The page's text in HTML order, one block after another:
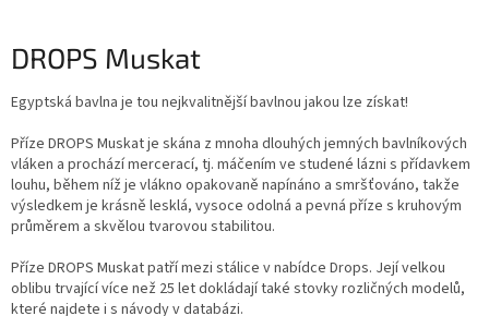
DROPS Muskat
Egyptská bavlna je tou nejkvalitnější bavlnou jakou lze získat!
Příze DROPS Muskat je skána z mnoha dlouhých jemných bavlníkových
vláken a prochází mercerací, tj. máčením ve studené lázni s přídavkem
louhu, během níž je vlákno opakovaně napínáno a smršťováno, takže
výsledkem je krásně lesklá, vysoce odolná a pevná příze s kruhovým
průměrem a skvělou tvarovou stabilitou.
Příze DROPS Muskat patří mezi stálice v nabídce Drops. Její velkou
oblibu trvající více než 25 let dokládají také stovky rozličných modelů,
které najdete i s návody v databázi.